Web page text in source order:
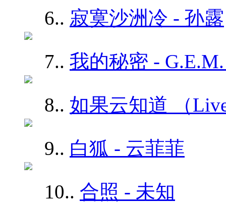
6.. 寂寞沙洲冷 - 孙露
7.. 我的秘密 -
8.. 如果云知道 （
9.. 白狐 - 云菲菲
10.. 合照 - 未知